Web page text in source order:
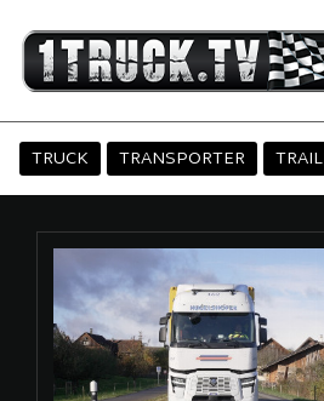
TRUCK TRANSPORTER